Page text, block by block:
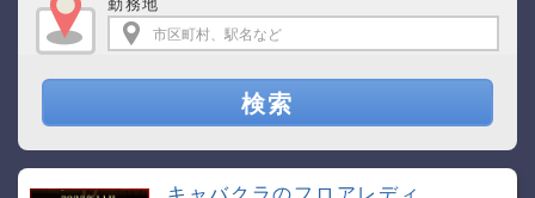
検索